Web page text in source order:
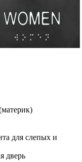
для слепых и
дверь